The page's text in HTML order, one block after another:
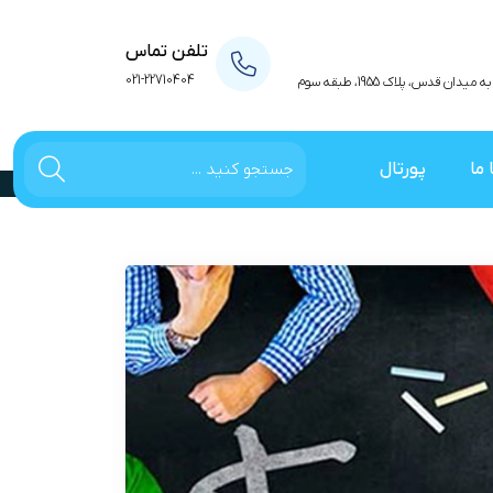
قدس، پلاک 1955، طبقه سوم
تلفن تماس
021-22710404
ما پورتال